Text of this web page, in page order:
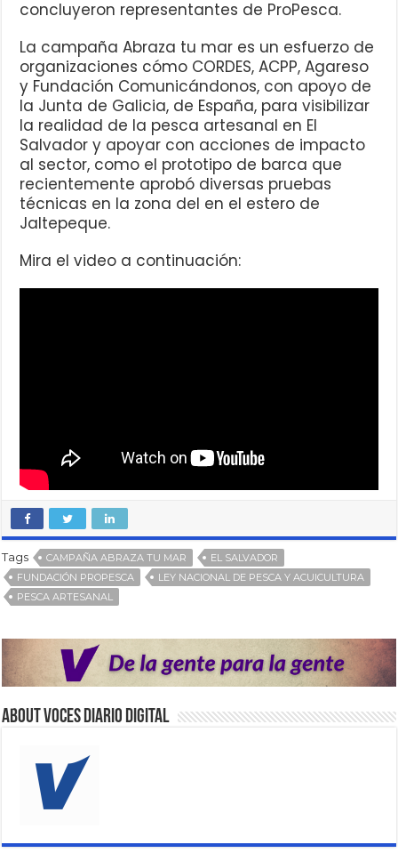
concluyeron representantes de ProPesca.
La campaña Abraza tu mar es un esfuerzo de
organizaciones cómo CORDES, ACPP, Agareso
y Fundación Comunicándonos, con apoyo de
la Junta de Galicia, de España, para visibilizar
la realidad de la pesca artesanal en El
Salvador y apoyar con acciones de impacto
al sector, como el prototipo de barca que
recientemente aprobó diversas pruebas
técnicas en la zona del en el estero de
Jaltepeque.
Mira el video a continuación:
Tags CAMPAÑA ABRAZA TU MAR
EL SALVADOR
FUNDACIÓN PROPESCA
LEY NACIONAL DE PESCA Y ACUICULTURA
PESCA ARTESANAL
About VOCES Diario digital